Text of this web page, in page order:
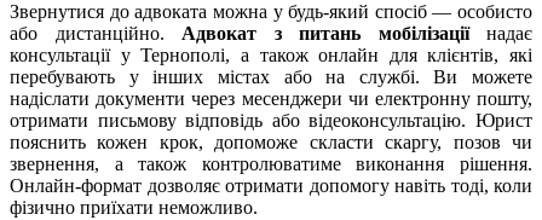
Звернутися до адвоката можна у будь-який спосіб — особисто
або дистанційно. Адвокат з питань мобілізаціїнадає
консультації у Тернополі, а також онлайн для клієнтів, які
перебувають у інших містах або на службі. Ви можете
надіслати документи через месенджери чи електронну пошту,
отримати письмову відповідь або відеоконсультацію. Юрист
пояснить кожен крок, допоможе скласти скаргу, позов чи
звернення, а також контролюватиме виконання рішення.
Онлайн-формат дозволяє отримати допомогу навіть тоді, коли
фізично приїхати неможливо.